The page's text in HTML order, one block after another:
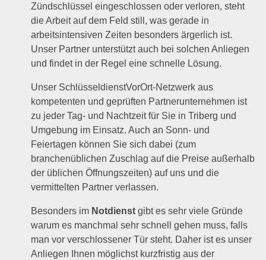
Zündschlüssel eingeschlossen oder verloren, steht
die Arbeit auf dem Feld still, was gerade in
arbeitsintensiven Zeiten besonders ärgerlich ist.
Unser Partner unterstützt auch bei solchen Anliegen
und findet in der Regel eine schnelle Lösung.
Unser SchlüsseldienstVorOrt-Netzwerk aus
kompetenten und geprüften Partnerunternehmen ist
zu jeder Tag- und Nachtzeit für Sie in Triberg und
Umgebung im Einsatz. Auch an Sonn- und
Feiertagen können Sie sich dabei (zum
branchenüblichen Zuschlag auf die Preise außerhalb
der üblichen Öffnungszeiten) auf uns und die
vermittelten Partner verlassen.
Besonders im Notdienst gibt es sehr viele Gründe
warum es manchmal sehr schnell gehen muss, falls
man vor verschlossener Tür steht. Daher ist es unser
Anliegen Ihnen möglichst kurzfristig aus der